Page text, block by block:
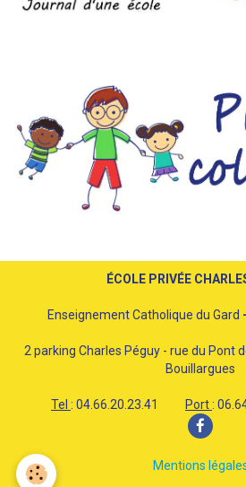
ÉCOLE PRIVÉE
Enseignement Catholique du Gard -
2 parking Charles Péguy - rue du Pont
Bouillargues
Tel : 04.66.20.23.41 Port:
Mentions